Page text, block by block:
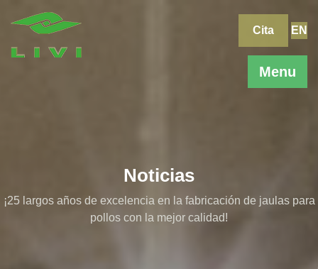
Menu
Cita EN
Noticias
¡25 largos años de excelencia en la fabricación de jaulas para
pollos con la mejor calidad!